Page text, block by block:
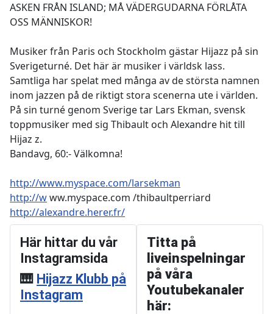
ASKEN FRÅN ISLAND; MÅ VÄDERGUDARNA FÖRLÅTA
OSS MÄNNISKOR!
Musiker från Paris och Stockholm gästar Hijazz på sin
Sverigeturné. Det här är musiker i världsk lass.
Samtliga har spelat med många av de största namnen
inom jazzen på de riktigt stora scenerna ute i världen.
På sin turné genom Sverige tar Lars Ekman, svensk
toppmusiker med sig Thibault och Alexandre hit till
Hijaz z.
Bandavg, 60:- Välkomna!
http://www.myspace.com/larsekman
http://www.myspace.com /thibaultperriard
http://alexandre.herer.fr/
Här hittar du vår
Instagramsida
🎹 Hijazz Klubb på
Instagram
Titta på
liveinspelningar
på våra
Youtubekanaler
här: